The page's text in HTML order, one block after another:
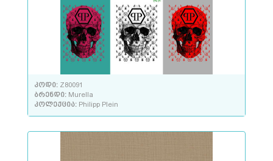
კოდი: Z80091
ბრენდი: Murella
კოლექცია: Philipp Plein